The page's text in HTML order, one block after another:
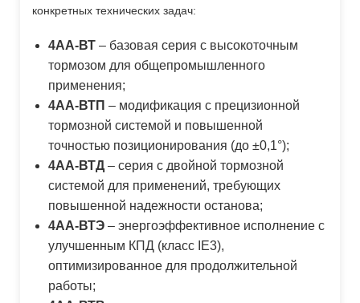
конкретных технических задач:
4АА-ВТ – базовая серия с высокоточным
тормозом для общепромышленного
применения;
4АА-ВТП – модификация с прецизионной
тормозной системой и повышенной
точностью позиционирования (до ±0,1°);
4АА-ВТД – серия с двойной тормозной
системой для применений, требующих
повышенной надежности останова;
4АА-ВТЭ – энергоэффективное исполнение с
улучшенным КПД (класс IE3),
оптимизированное для продолжительной
работы;